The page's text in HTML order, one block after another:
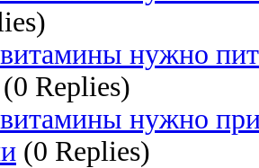
нужно
(0 Replies)
нужно
(0 Replies)